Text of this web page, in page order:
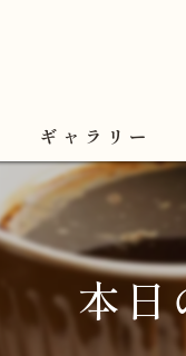
ギャラリー
本日